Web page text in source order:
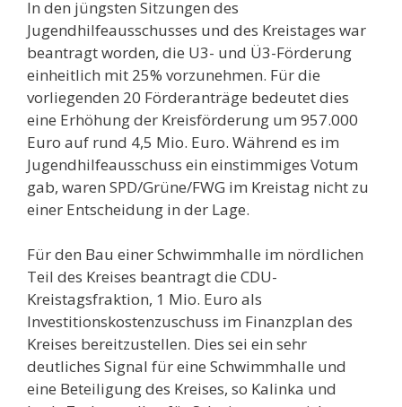
In den jüngsten Sitzungen des
Jugendhilfeausschusses und des Kreistages war
beantragt worden, die U3- und Ü3-Förderung
einheitlich mit 25% vorzunehmen. Für die
vorliegenden 20 Förderanträge bedeutet dies
eine Erhöhung der Kreisförderung um 957.000
Euro auf rund 4,5 Mio. Euro. Während es im
Jugendhilfeausschuss ein einstimmiges Votum
gab, waren SPD/Grüne/FWG im Kreistag nicht zu
einer Entscheidung in der Lage.
Für den Bau einer Schwimmhalle im nördlichen
Teil des Kreises beantragt die CDU-
Kreistagsfraktion, 1 Mio. Euro als
Investitionskostenzuschuss im Finanzplan des
Kreises bereitzustellen. Dies sei ein sehr
deutliches Signal für eine Schwimmhalle und
eine Beteiligung des Kreises, so Kalinka und